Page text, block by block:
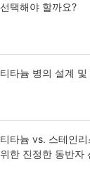
선택해야 할까요?
티타늄 병의 설계
티타늄 vs. 스테인
위한 진정한 동반자